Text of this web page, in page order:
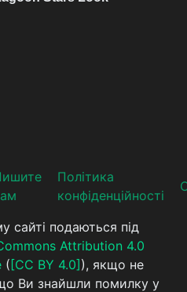
Політика
конфіденційності
сайті подаються під
Attribution 4.0
( [CC BY 4.0] ), якщо не
Ви знайшли помилку у